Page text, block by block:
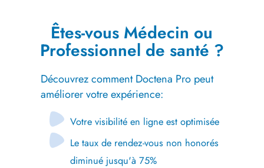
Êtes-vous Médecin ou
Professionnel de santé ?
Découvrez comment Doctena Pro peut
améliorer votre expérience:
Votre visibilité en ligne est optimisée
Le taux de rendez-vous non honorés
diminué jusqu'à 75%